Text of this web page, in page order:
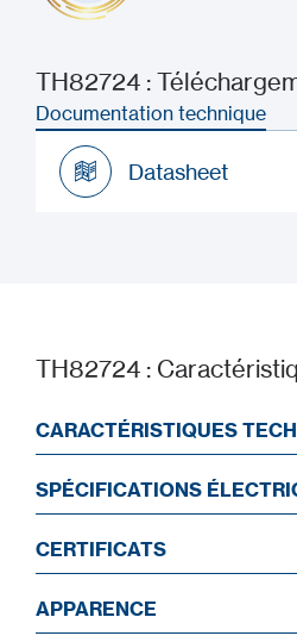
TH82724 :
Documentation technique
Datasheet
TH82724 :
CARACTÉRISTIQUES
SPÉCIFICATIONS
CERTIFICATS
APPARENCE